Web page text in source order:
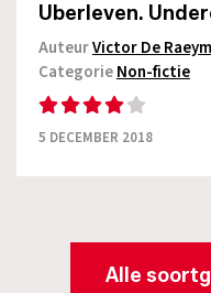
Uberleven.
AuteurVictor De
CategorieNon-fictie
5 DECEMBER 2018
Alle